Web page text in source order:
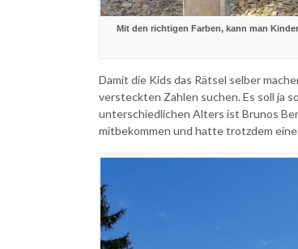
Mit den richtigen Farben, kann man
Damit die Kids das Rätsel selber
versteckten Zahlen suchen. Es soll ja
unterschiedlichen Alters ist Brunos
mitbekommen und hatte trotzdem